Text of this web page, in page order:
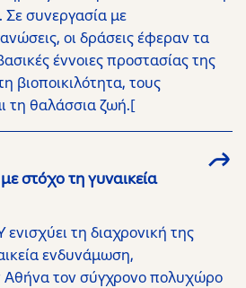
Σε συνεργασία με
οι δράσεις έφεραν τα
έννοιες προστασίας της
βιοποικιλότητα, τους
τη θαλάσσια ζωή.[
στόχο τη γυναικεία
τη διαχρονική της
ενδυνάμωση,
Αθήνα τον σύγχρονο πολυχώρο